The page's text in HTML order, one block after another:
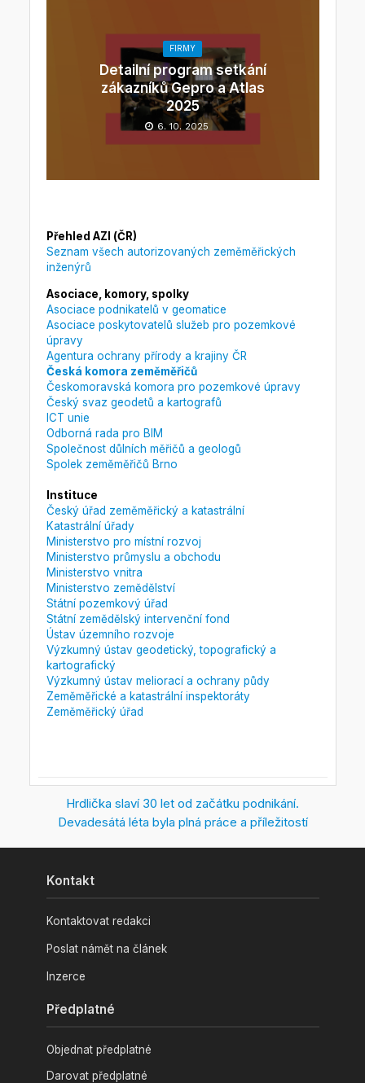
FIRMY
Detailní program setkání
zákazníků Gepro a Atlas
2025
6. 10. 2025
Přehled AZI (ČR)
Seznam všech autorizovaných zeměměřických
inženýrů
Asociace, komory, spolky
Asociace podnikatelů v geomatice
Asociace poskytovatelů služeb pro pozemkové
úpravy
Agentura ochrany přírody a krajiny ČR
Česká komora zeměměřičů
Českomoravská komora pro pozemkové úpravy
Český svaz geodetů a kartografů
ICT unie
Odborná rada pro BIM
Společnost důlních měřičů a geologů
Spolek zeměměřičů Brno
Instituce
Český úřad zeměměřický a katastrální
Katastrální úřady
Ministerstvo pro místní rozvoj
Ministerstvo průmyslu a obchodu
Ministerstvo vnitra
Ministerstvo zemědělství
Státní pozemkový úřad
Státní zemědělský intervenční fond
Ústav územního rozvoje
Výzkumný ústav geodetický, topografický a
kartografický
Výzkumný ústav meliorací a ochrany půdy
Zeměměřické a katastrální inspektoráty
Zeměměřický úřad
Hrdlička slaví 30 let od začátku podnikání.
Devadesátá léta byla plná práce a příležitostí
Kontakt
Kontaktovat redakci
Poslat námět na článek
Inzerce
Předplatné
Objednat předplatné
Darovat předplatné